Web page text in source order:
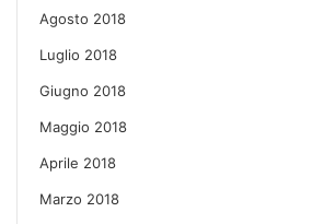
Agosto 2018
Luglio 2018
Giugno 2018
Maggio 2018
Aprile 2018
Marzo 2018